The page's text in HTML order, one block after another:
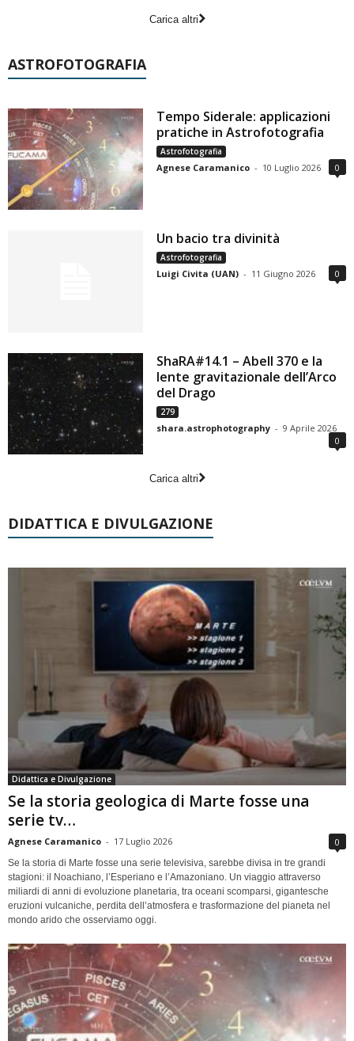
Carica altri
ASTROFOTOGRAFIA
Tempo Siderale: applicazioni
pratiche in Astrofotografia
Astrofotografia
Agnese Caramanico - 10 Luglio 2026 0
Un bacio tra divinità
Astrofotografia
Luigi Civita (UAN) - 11 Giugno 2026 0
ShaRA#14.1 – Abell 370 e la
lente gravitazionale dell’Arco
del Drago
279
shara.astrophotography - 9 Aprile 2026
0
Carica altri
DIDATTICA E DIVULGAZIONE
Didattica e Divulgazione
Se la storia geologica di Marte fosse una
serie tv…
Agnese Caramanico - 17 Luglio 2026 0
Se la storia di Marte fosse una serie televisiva, sarebbe divisa in tre grandi
stagioni: il Noachiano, l’Esperiano e l’Amazoniano. Un viaggio attraverso
miliardi di anni di evoluzione planetaria, tra oceani scomparsi, gigantesche
eruzioni vulcaniche, perdita dell’atmosfera e trasformazione del pianeta nel
mondo arido che osserviamo oggi.